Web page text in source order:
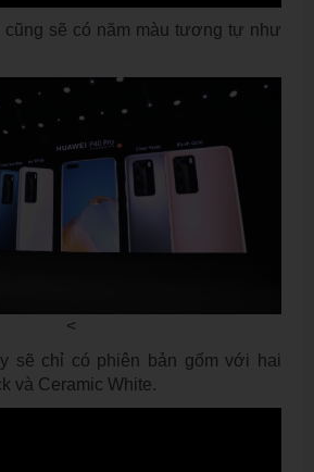
sẽ có năm màu tương tự như
<
sẽ chỉ có phiên bản gốm với hai
và Ceramic White.